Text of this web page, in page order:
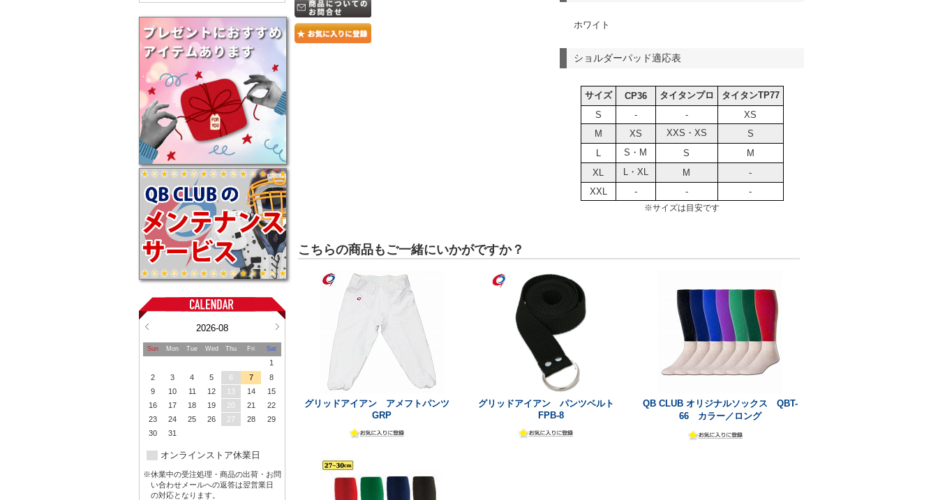
2026-08
Sun Mon Tue Wed Thu Fri Sat
1
2
3 4 5 6 7
8
9
10 11 12 13 14
15
16
17 18 19 20 21
22
23
24 25 26 27 28
29
30
31
オンラインストア休業日
※休業中の受注処理・商品の出荷・お問
い合わせメールへの返答は翌営業日
の対応となります。
ホワイト
ショルダーパッド適応表
サイズ CP36 タイタンプロ
タイタンTP77
S
- -
XS
M
XS XXS・XS
S
L
S・M S
M
XL
L・XL M
-
XXL
- - -
※サイズは目安です
こちらの商品もご一緒にいかがですか？
グリッドアイアン アメフトパンツ
GRP
グリッドアイアン パンツベルト
FPB-8
QB CLUB オリジナルソックス QBT-
66 カラー／ロング